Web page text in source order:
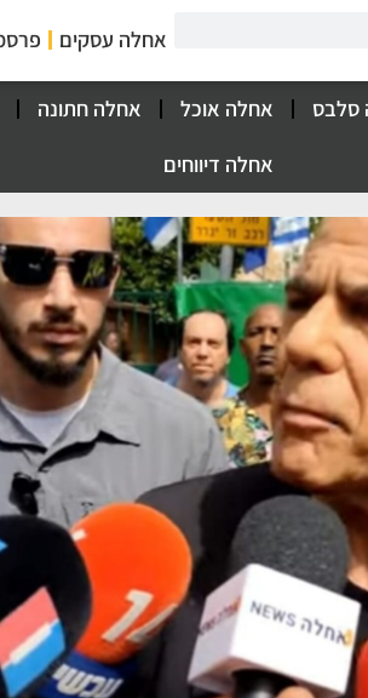
אחלה עסקים
סלבס אחלה אוכל אחלה חתונה
אחלה דיווחים